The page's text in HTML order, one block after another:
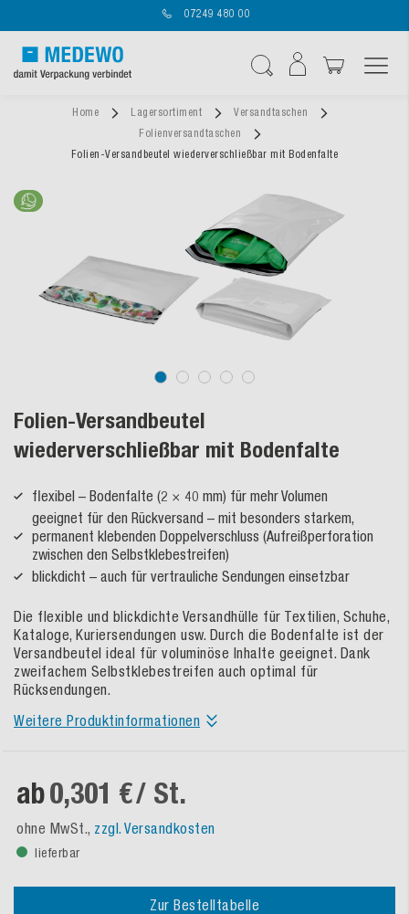
07249 480 00
Home Lagersortiment
Versandtaschen
Folienversandtaschen
Folien-Versandbeutel wiederverschließbar mit Bodenfalte
Folien-Versandbeutel
wiederverschließbar mit Bodenfalte
flexibel – Bodenfalte (2 × 40 mm) für mehr Volumen
geeignet für den Rückversand – mit besonders starkem,
permanent klebenden Doppelverschluss (Aufreißperforation
zwischen den Selbstklebestreifen)
blickdicht – auch für vertrauliche Sendungen einsetzbar
Die flexible und blickdichte Versandhülle für Textilien, Schuhe,
Kataloge, Kuriersendungen usw. Durch die Bodenfalte ist der
Versandbeutel ideal für voluminöse Inhalte geeignet. Dank
zweifachem Selbstklebestreifen auch optimal für
Rücksendungen.
Weitere Produktinformationen
ab0,301 €/ St.
ohne MwSt., zzgl. Versandkosten
lieferbar
Zur Bestelltabelle